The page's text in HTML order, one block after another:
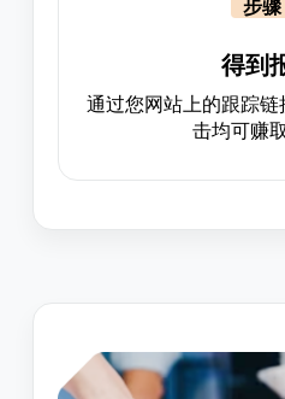
步骤
得到
通过您网站上的跟踪
击均可赚